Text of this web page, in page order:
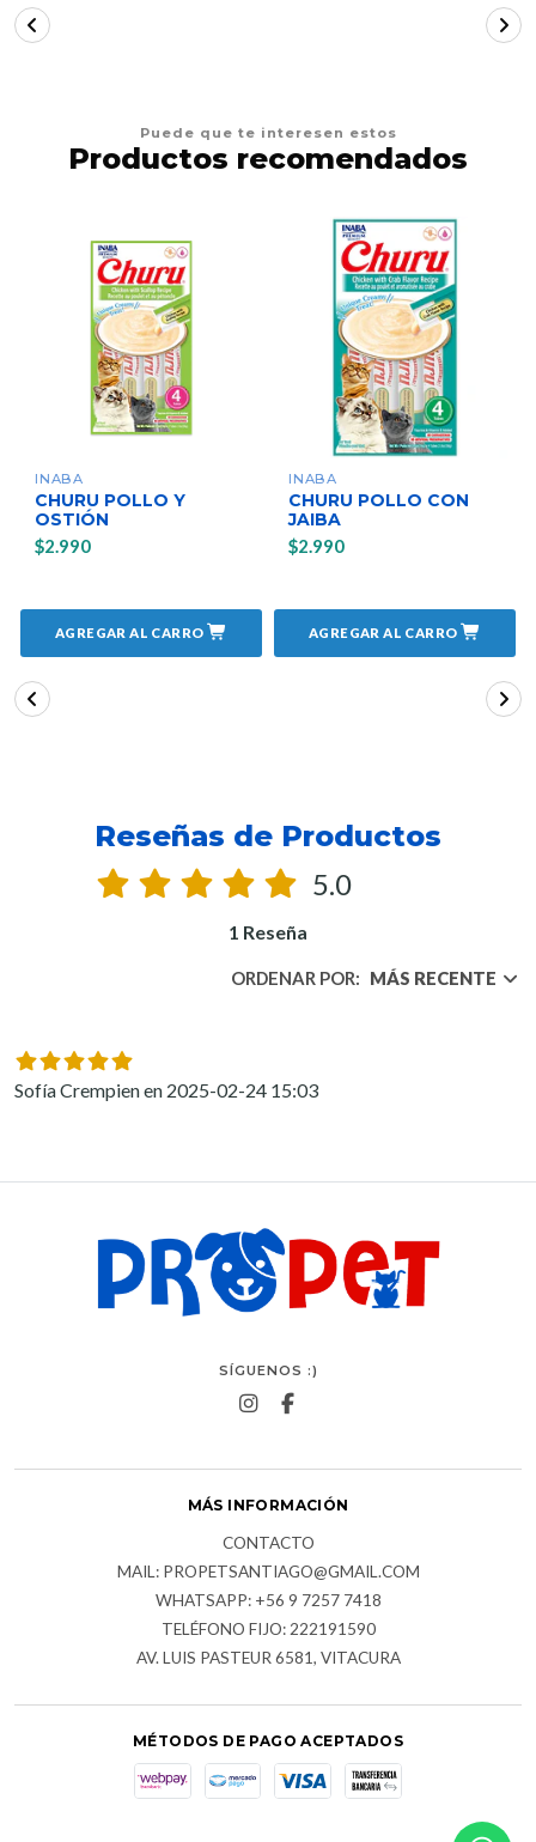
Puede que te interesen estos
Productos recomendados
INABA
CHURU POLLO Y
OSTIÓN
$2.990
AGREGAR AL CARRO
INABA
CHURU POLLO CON
JAIBA
$2.990
AGREGAR AL CARRO
Reseñas de Productos
5.0
1 Reseña
ORDENAR POR: MÁS RECENTE
Sofía Crempien en 2025-02-24 15:03
SÍGUENOS :)
MÁS INFORMACIÓN
CONTACTO
MAIL: PROPETSANTIAGO@GMAIL.COM
WHATSAPP: +56 9 7257 7418
TELÉFONO FIJO: 222191590
AV. LUIS PASTEUR 6581, VITACURA
MÉTODOS DE PAGO ACEPTADOS